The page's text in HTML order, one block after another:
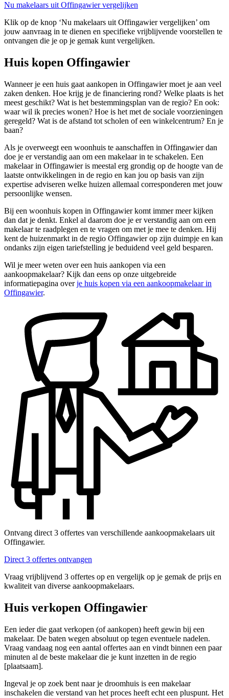
Nu makelaars uit Offingawier vergelijken
Klik op de knop ‘Nu makelaars uit Offingawier vergelijken’ om
jouw aanvraag in te dienen en specifieke vrijblijvende voorstellen te
ontvangen die je op je gemak kunt vergelijken.
Huis kopen Offingawier
Wanneer je een huis gaat aankopen in Offingawier moet je aan veel
zaken denken. Hoe krijg je de financiering rond? Welke plaats is het
meest geschikt? Wat is het bestemmingsplan van de regio? En ook:
waar wil ik precies wonen? Hoe is het met de sociale voorzieningen
geregeld? Wat is de afstand tot scholen of een winkelcentrum? En je
baan?
Als je overweegt een woonhuis te aanschaffen in Offingawier dan
doe je er verstandig aan om een makelaar in te schakelen. Een
makelaar in Offingawier is meestal erg grondig op de hoogte van de
laatste ontwikkelingen in de regio en kan jou op basis van zijn
expertise adviseren welke huizen allemaal corresponderen met jouw
persoonlijke wensen.
Bij een woonhuis kopen in Offingawier komt immer meer kijken
dan dat je denkt. Enkel al daarom doe je er verstandig aan om een
makelaar te raadplegen en te vragen om met je mee te denken. Hij
kent de huizenmarkt in de regio Offingawier op zijn duimpje en kan
ondanks zijn eigen tariefstelling je beduidend veel geld besparen.
Wil je meer weten over een huis aankopen via een
aankoopmakelaar? Kijk dan eens op onze uitgebreide
informatiepagina overje huis kopen via een aankoopmakelaar in
Offingawier.
Ontvang direct 3 offertes van verschillende aankoopmakelaars uit
Offingawier.
Direct 3 offertes ontvangen
Vraag vrijblijvend 3 offertes op en vergelijk op je gemak de prijs en
kwaliteit van diverse aankoopmakelaars.
Huis verkopen Offingawier
Een ieder die gaat verkopen (of aankopen) heeft gewin bij een
makelaar. De baten wegen absoluut op tegen eventuele nadelen.
Vraag vandaag nog een aantal offertes aan en vindt binnen een paar
minuten al de beste makelaar die je kunt inzetten in de regio
[plaatsaam].
Ingeval je op zoek bent naar je droomhuis is een makelaar
inschakelen die verstand van het proces heeft echt een pluspunt. Het